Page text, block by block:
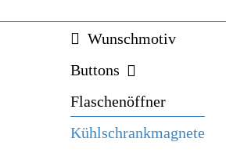
Wunschmotiv
Buttons
Flaschenöffner
Kühlschrankmagnete